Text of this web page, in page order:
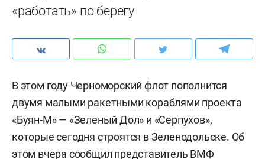
«работать» по берегу
В этом году Черноморский флот пополнится
двумя малыми ракетными кораблями проекта
«Буян-М» — «Зеленый Дол» и «Серпухов»,
которые сегодня строятся в Зеленодольске. Об
этом вчера сообщил представитель ВМФ